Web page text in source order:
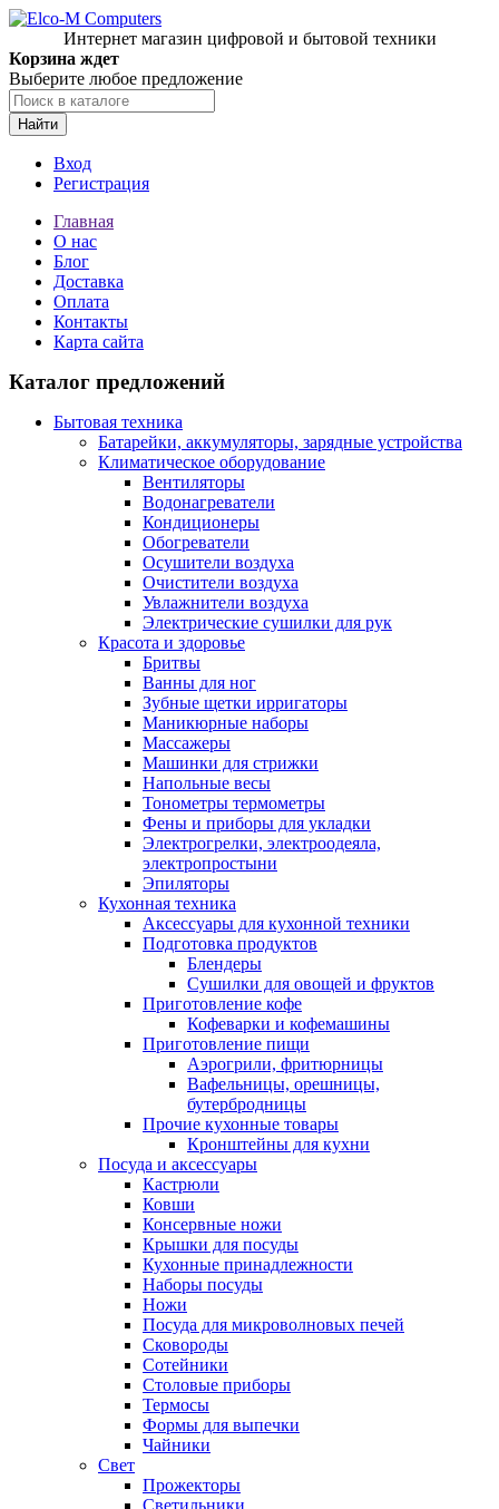
Интернет магазин цифровой и бытовой техники
Корзина ждет
Выберите любое предложение
Найти
Вход
Регистрация
Главная
О нас
Блог
Доставка
Оплата
Контакты
Карта сайта
Каталог предложений
Бытовая техника
Батарейки, аккумуляторы, зарядные устройства
Климатическое оборудование
Вентиляторы
Водонагреватели
Кондиционеры
Обогреватели
Осушители воздуха
Очистители воздуха
Увлажнители воздуха
Электрические сушилки для рук
Красота и здоровье
Бритвы
Ванны для ног
Зубные щетки ирригаторы
Маникюрные наборы
Массажеры
Машинки для стрижки
Напольные весы
Тонометры термометры
Фены и приборы для укладки
Электрогрелки, электроодеяла,
электропростыни
Эпиляторы
Кухонная техника
Аксессуары для кухонной техники
Подготовка продуктов
Блендеры
Сушилки для овощей и фруктов
Приготовление кофе
Кофеварки и кофемашины
Приготовление пищи
Аэрогрили, фритюрницы
Вафельницы, орешницы,
бутербродницы
Прочие кухонные товары
Кронштейны для кухни
Посуда и аксессуары
Кастрюли
Ковши
Консервные ножи
Крышки для посуды
Кухонные принадлежности
Наборы посуды
Ножи
Посуда для микроволновых печей
Сковороды
Сотейники
Столовые приборы
Термосы
Формы для выпечки
Чайники
Свет
Прожекторы
Светильники